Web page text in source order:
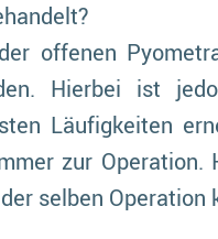
offenen
Hierbei ist
Läufigkeiten
zur
selben Operation